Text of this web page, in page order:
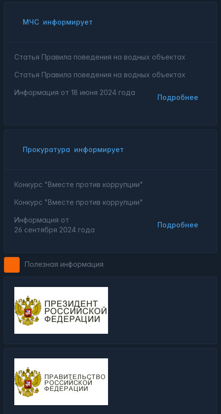
МЧС информирует
Статья Правила поведения на водных объектах
Статья Правила поведения на водных объектах
Подробнее
Информация от 18 июня 2024 года
Прокуратура информирует
Конкурс "Вместе против коррупции"
Конкурс "Вместе против коррупции"
Подробнее
Информация от
26 сентября 2024 года
Полезная информация